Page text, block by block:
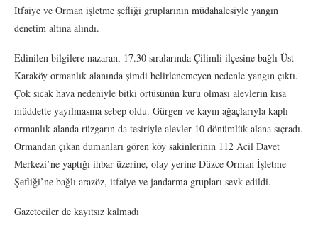
İtfaiye ve Orman işletme şefliği gruplarının müdahalesiyle yangın
denetim altına alındı.
Edinilen bilgilere nazaran, 17.30 sıralarında Çilimli ilçesine bağlı Üst
Karaköy ormanlık alanında şimdi belirlenemeyen nedenle yangın çıktı.
Çok sıcak hava nedeniyle bitki örtüsünün kuru olması alevlerin kısa
müddette yayılmasına sebep oldu. Gürgen ve kayın ağaçlarıyla kaplı
ormanlık alanda rüzgarın da tesiriyle alevler 10 dönümlük alana sıçradı.
Ormandan çıkan dumanları gören köy sakinlerinin 112 Acil Davet
Merkezi’ne yaptığı ihbar üzerine, olay yerine Düzce Orman İşletme
Şefliği’ne bağlı arazöz, itfaiye ve jandarma grupları sevk edildi.
Gazeteciler de kayıtsız kalmadı